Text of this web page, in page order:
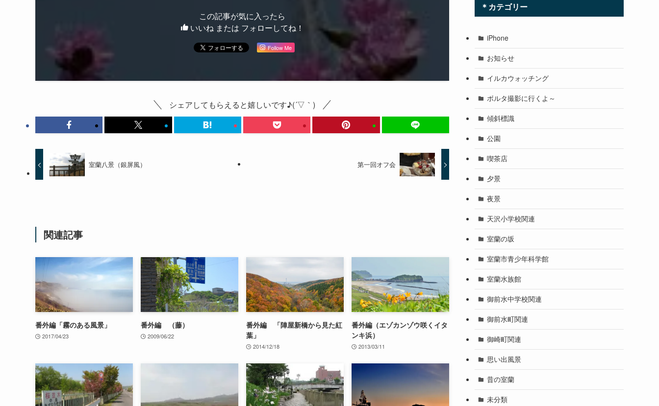
この記事が気に入ったら
いいね または フォローしてね！
Follow Me
シェアしてもらえると嬉しいです♪(´▽｀)
室蘭八景（銀屏風） 第一回オフ会
関連記事
番外編「霧のある風景」
2017/04/23
番外編 （藤）
2009/06/22
番外編 「陣屋新橋から見た紅
葉」
2014/12/18
番外編（エゾカンゾウ咲くイタ
ンキ浜）
2013/03/11
＊カテゴリー
iPhone
お知らせ
イルカウォッチング
ボルタ撮影に行くよ～
傾斜標識
公園
喫茶店
夕景
夜景
天沢小学校関連
室蘭の坂
室蘭市青少年科学館
室蘭水族館
御前水中学校関連
御前水町関連
御崎町関連
思い出風景
昔の室蘭
未分類